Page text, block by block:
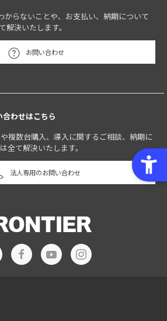
からないことや、お支払い、納期について
解決いたします。
お問い合わせ
合わせはこちら
複数台購入、導入に関するご相談、納期に
全て解決いたします。
法人専用のお問い合わせ